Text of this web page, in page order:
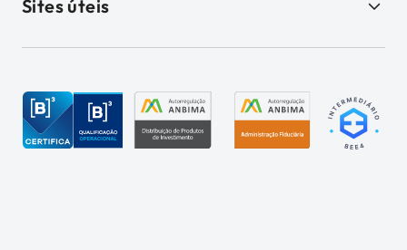
Sites úteis